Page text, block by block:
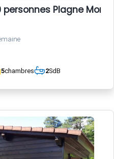
personnes Plagne
5chambres 2SdB